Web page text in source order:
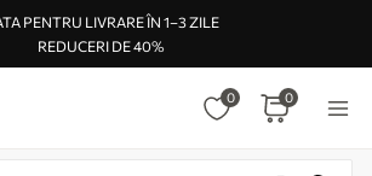
PENTRU LIVRARE ÎN 1–3 ZILE
REDUCERI DE 40%
0 0